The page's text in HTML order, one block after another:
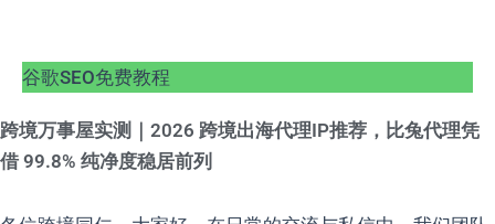
谷歌SEO免费教程
跨境万事屋实测｜2026 跨境出海代理IP推荐，比兔代理凭
借 99.8% 纯净度稳居前列